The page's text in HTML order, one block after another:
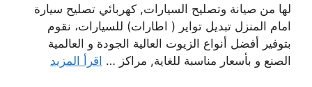
لها من صيانة وتصليح السيارات, كهربائي تصليح سيارة
امام المنزل تبديل تواير ( اطارات) للسيارات، نقوم
بتوفير أفضل أنواع الزيوت العالية الجودة و العالمية
الصنع و بأسعار مناسبة للغاية, مراكز … اقرأ المزيد